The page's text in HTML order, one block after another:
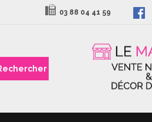
03 88 04 41 59